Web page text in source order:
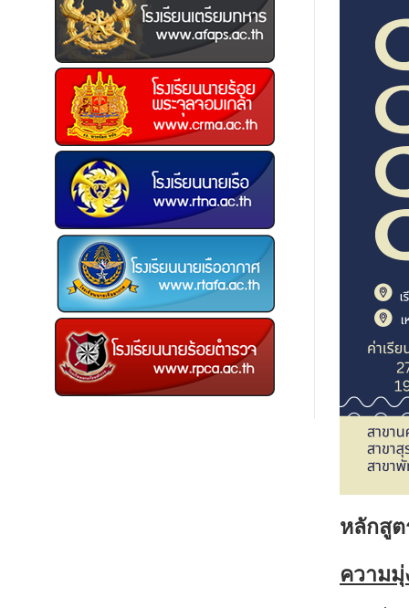
หลักสูต
ความมุ่